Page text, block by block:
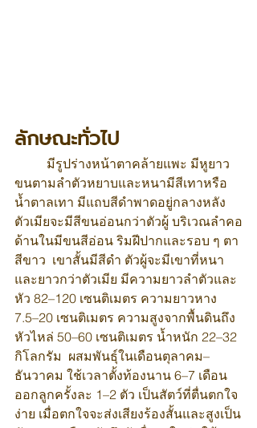
ลักษณะทั่วไป
ขนตามลำตัวหยาบและหนามีสีเทาหรือ
น้ำตาลเทา มีแถบสีดำพาดอยู่กลางหลัง
ตัวเมียจะมีสีขนอ่อนกว่าตัวผู้ บริเวณลำคอ
ด้านในมีขนสีอ่อน ริมฝีปากและรอบ ๆ ตา
สีขาว  เขาสั้นมีสีดำ ตัวผู้จะมีเขาที่หนา
และยาวกว่าตัวเมีย มีความยาวลำตัวและ
หัว 82–120 เซนติเมตร ความยาวหาง
7.5–20 เซนติเมตร ความสูงจากพื้นดินถึง
หัวไหล่ 50–60 เซนติเมตร น้ำหนัก 22–32
กิโลกรัม  ผสมพันธุ์ในเดือนตุลาคม–
ธันวาคม ใช้เวลาตั้งท้องนาน 6–7 เดือน
ออกลูกครั้งละ 1–2 ตัว เป็นสัตว์ที่ตื่นตกใจ
ง่าย เมื่อตกใจจะส่งเสียงร้องสั้นและสูงเป็น